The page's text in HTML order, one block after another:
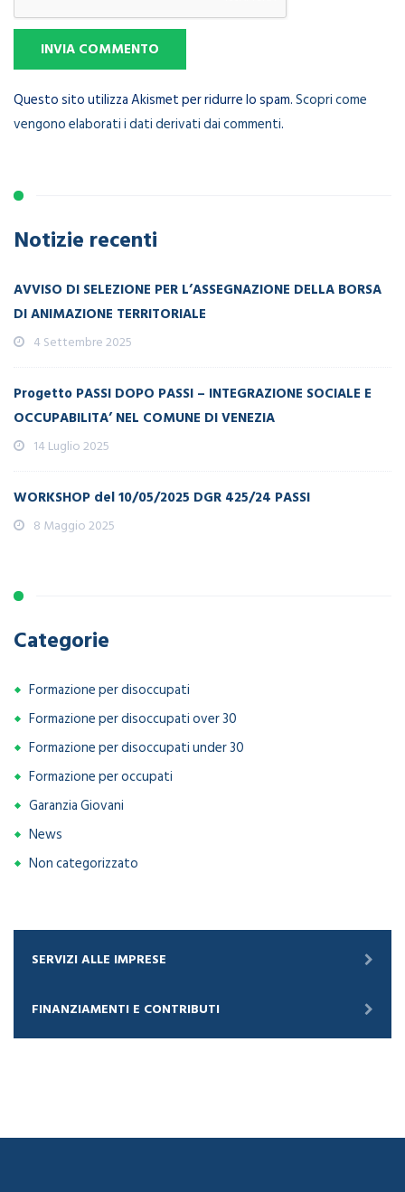
Questo sito utilizza Akismet per ridurre lo spam.Scopri come
vengono elaborati i dati derivati dai commenti.
Notizie recenti
AVVISO DI SELEZIONE PER L’ASSEGNAZIONE DELLA BORSA
DI ANIMAZIONE TERRITORIALE
4 Settembre 2025
Progetto PASSI DOPO PASSI – INTEGRAZIONE SOCIALE E
OCCUPABILITA’ NEL COMUNE DI VENEZIA
14 Luglio 2025
WORKSHOP del 10/05/2025 DGR 425/24 PASSI
8 Maggio 2025
Categorie
Formazione per disoccupati
Formazione per disoccupati over 30
Formazione per disoccupati under 30
Formazione per occupati
Garanzia Giovani
News
Non categorizzato
SERVIZI ALLE IMPRESE
FINANZIAMENTI E CONTRIBUTI